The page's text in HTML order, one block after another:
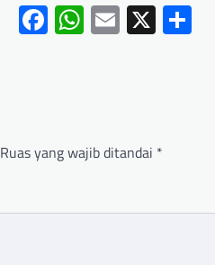
Facebook
WhatsApp
Email
X
Ruas yang wajib ditandai *